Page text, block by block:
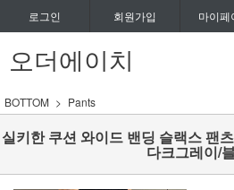
로그인 회원가입 마이페
오더에이치
BOTTOM Pants
실키한 쿠션 와이드 밴딩 슬랙스 팬
다크그레이/